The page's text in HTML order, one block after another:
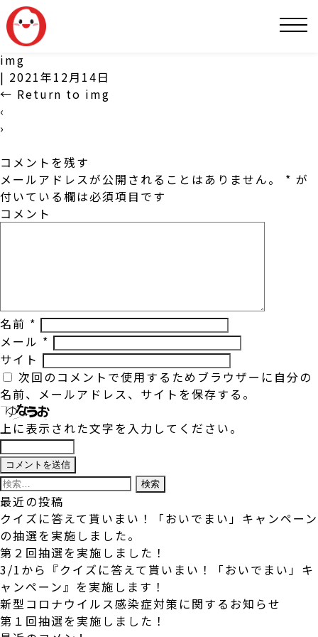
img
| 2021年12月14日
← Return to img
‹
›
コメントを残す
メールアドレスが公開されることはありません。
* が
付いている欄は必須項目です
コメント
名前 *
メール *
サイト
次回のコメントで使用するためブラウザーに自分の
名前、メールアドレス、サイトを保存する。
上に表示された文字を入力してください。
検
索:
最近の投稿
クイズに答えて貰いまい！「おいでまい」キャンペーン
の抽選を実施しました。
第２回抽選を実施しました！
3/1から『クイズに答えて貰いまい！「おいでまい」キ
ャンペーン』を実施します！
新型コロナウイルス感染症対策に関するお知らせ
第１回抽選を実施しました！